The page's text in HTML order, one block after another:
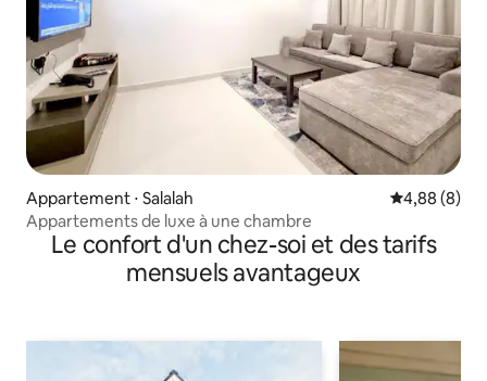
Appartement ⋅ Salalah Évaluation
4,88 (8)
Appartements de luxe à une chambre
Le confort d'un chez-soi et des tarifs
mensuels avantageux